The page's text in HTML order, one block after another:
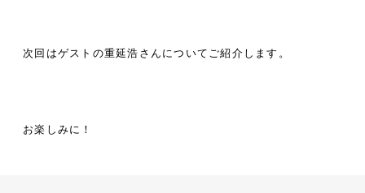
次回はゲストの重延浩さんについてご紹介します。
お楽しみに！